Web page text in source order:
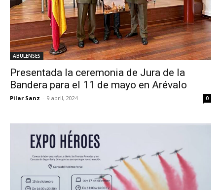
ABULENSES
Presentada la ceremonia de Jura de la
Bandera para el 11 de mayo en Arévalo
Pilar Sanz - 9 abril, 2024 0